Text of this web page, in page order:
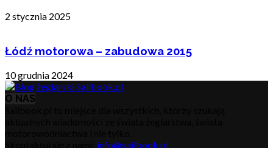
2 stycznia 2025
Łódź motorowa – zabudowa 2015
10 grudnia 2024
O NAS
info@sailbook.pl